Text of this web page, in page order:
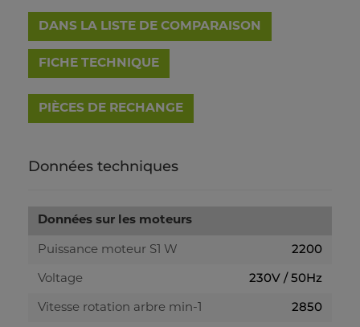
DANS LA LISTE DE COMPARAISON
FICHE TECHNIQUE
Données techniques
Données sur les moteurs
Puissance moteur S1 W 2200
Voltage 230V / 50Hz
Vitesse rotation arbre min-1 2850